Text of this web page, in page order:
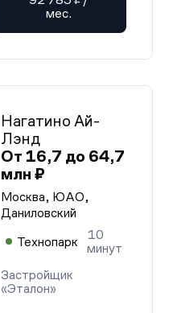
мес.
Нагатино Ай-
Лэнд
От 16,7 до 64,7
млн ₽
Москва, ЮАО,
Даниловский
Технопарк
10
минут
Застройщик
«Эталон»